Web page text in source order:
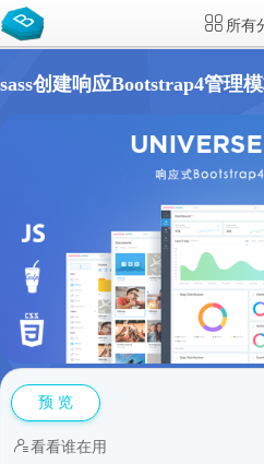
所有
sass创建响应Bootstrap4管理
预 览
看看谁在用